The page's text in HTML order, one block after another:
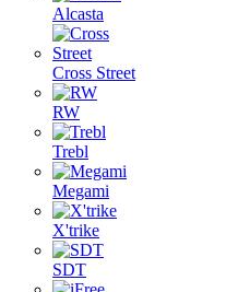
Alcasta
Cross Street
RW
Trebl
Megami
X'trike
SDT